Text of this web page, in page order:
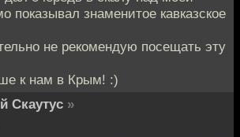
знаменитое кавказское
не рекомендую посещать эту
к нам в Крым! :)
Скаутус »